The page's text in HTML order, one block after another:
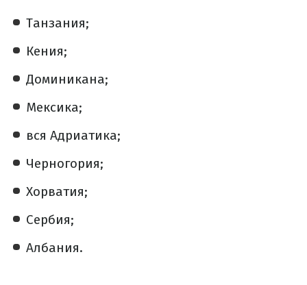
Танзания;
Кения;
Доминикана;
Мексика;
вся Адриатика;
Черногория;
Хорватия;
Сербия;
Албания.